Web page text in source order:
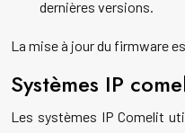
dernières versions.
La mise à jour du firmware
Systèmes IP
Les systèmes IP Comelit